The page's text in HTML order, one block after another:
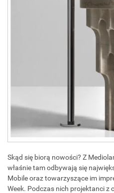
Skąd się biorą nowości? Z
właśnie tam odbywają się
Mobile oraz towarzyszące im
Week. Podczas nich projektanci z